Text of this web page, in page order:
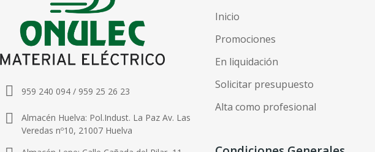
959 240 094 / 959 25 26 23
Almacén Huelva: Pol.Indust. La Paz Av. Las
Veredas nº10, 21007 Huelva
Inicio
Promociones
En liquidación
Solicitar presupuesto
Alta como profesional